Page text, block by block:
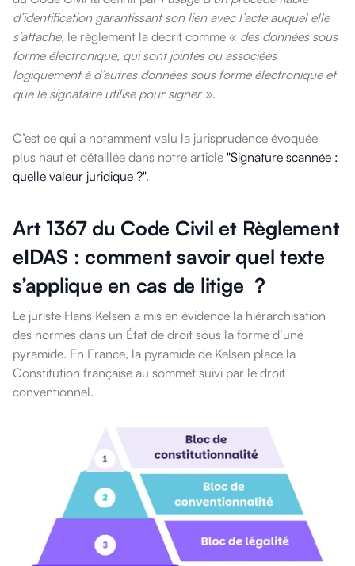
d’identification garantissant son lien avec l’acte auquel elle
s’attache, le règlement la décrit comme « des données sous
forme électronique, qui sont jointes ou associées
logiquement à d’autres données sous forme électronique et
que le signataire utilise pour signer ».
C’est ce qui a notamment valu la jurisprudence évoquée
plus haut et détaillée dans notre article "Signature scannée :
quelle valeur juridique ?".
Art 1367 du Code Civil et Règlement
eIDAS : comment savoir quel texte
s’applique en cas de litige ?
Le juriste Hans Kelsen a mis en évidence la hiérarchisation
des normes dans un État de droit sous la forme d’une
pyramide. En France, la pyramide de Kelsen place la
Constitution française au sommet suivi par le droit
conventionnel.